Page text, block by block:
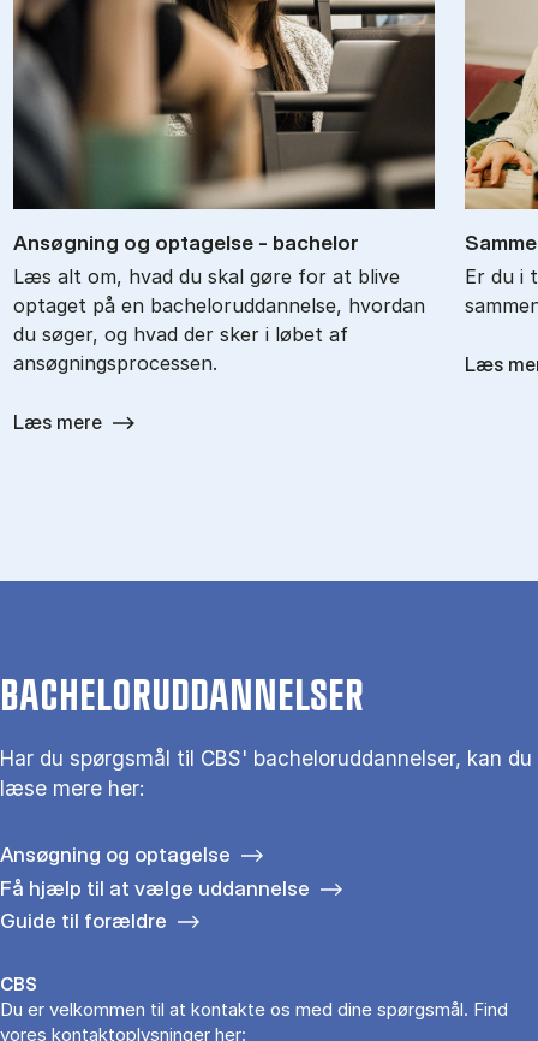
An­søg­ning og op­ta­gel­se - ba­chel­or
Læs alt om, hvad du skal gøre for at blive
optaget på en bacheloruddannelse, hvordan
du søger, og hvad der sker i løbet af
ansøgningsprocessen.
Læs mere
Er du i
Læs
BACHELORUDDANNELSER
Har du spørgsmål til CBS' bacheloruddannelser, kan du
læse mere her:
Ansøgning og optagelse
Få hjælp til at vælge uddannelse
Guide til forældre
CBS
Du er velkommen til at kontakte os med dine spørgsmål. Find
vores kontaktoplysninger her: